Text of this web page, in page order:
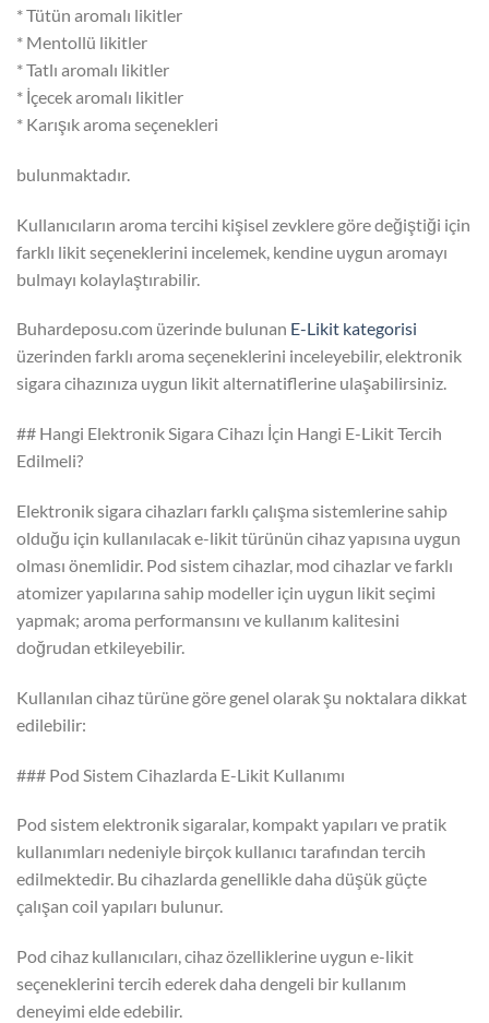
* Tütün aromalı likitler
* Mentollü likitler
* Tatlı aromalı likitler
* İçecek aromalı likitler
* Karışık aroma seçenekleri
bulunmaktadır.
Kullanıcıların aroma tercihi kişisel zevklere göre değiştiği için
farklı likit seçeneklerini incelemek, kendine uygun aromayı
bulmayı kolaylaştırabilir.
Buhardeposu.com üzerinde bulunan E-Likit kategorisi
üzerinden farklı aroma seçeneklerini inceleyebilir, elektronik
sigara cihazınıza uygun likit alternatiflerine ulaşabilirsiniz.
## Hangi Elektronik Sigara Cihazı İçin Hangi E-Likit Tercih
Edilmeli?
Elektronik sigara cihazları farklı çalışma sistemlerine sahip
olduğu için kullanılacak e-likit türünün cihaz yapısına uygun
olması önemlidir. Pod sistem cihazlar, mod cihazlar ve farklı
atomizer yapılarına sahip modeller için uygun likit seçimi
yapmak; aroma performansını ve kullanım kalitesini
doğrudan etkileyebilir.
Kullanılan cihaz türüne göre genel olarak şu noktalara dikkat
edilebilir:
### Pod Sistem Cihazlarda E-Likit Kullanımı
Pod sistem elektronik sigaralar, kompakt yapıları ve pratik
kullanımları nedeniyle birçok kullanıcı tarafından tercih
edilmektedir. Bu cihazlarda genellikle daha düşük güçte
çalışan coil yapıları bulunur.
Pod cihaz kullanıcıları, cihaz özelliklerine uygun e-likit
seçeneklerini tercih ederek daha dengeli bir kullanım
deneyimi elde edebilir.